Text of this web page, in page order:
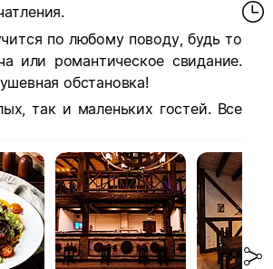
по любому поводу, будь то
или романтическое свидание.
обстановка!
так и маленьких гостей. Все